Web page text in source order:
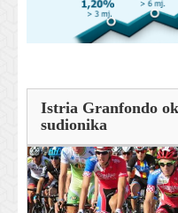
Istria Granfondo
sudionika